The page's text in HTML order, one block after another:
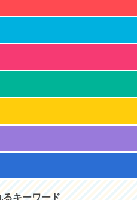
るキーワード